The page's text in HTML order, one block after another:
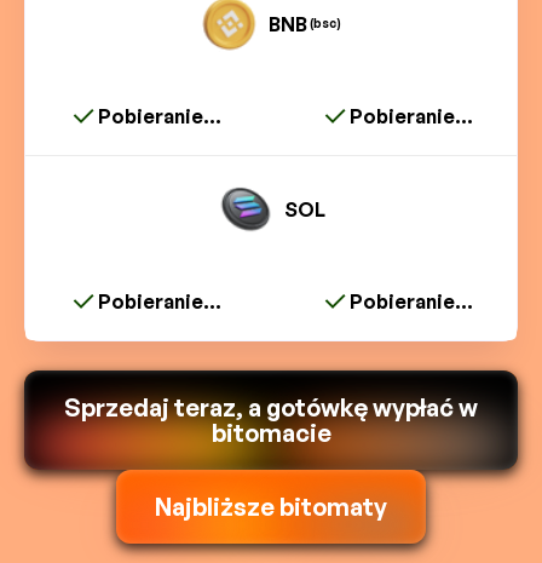
BNB(bsc)
Pobieranie... Pobieranie...
SOL
Pobieranie... Pobieranie...
Sprzedaj teraz, a gotówkę wypłać w
bitomacie
Najbliższe bitomaty